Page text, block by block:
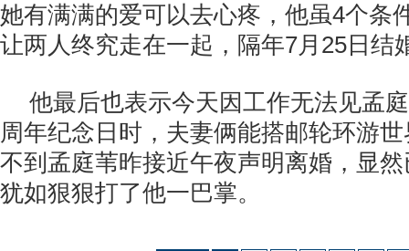
她有满满的爱可以去心疼，他虽4个条
让两人终究走在一起，隔年7月25日结
他最后也表示今天因工作无法见孟
周年纪念日时，夫妻俩能搭邮轮环游
不到孟庭苇昨接近午夜声明离婚，显
犹如狠狠打了他一巴掌。